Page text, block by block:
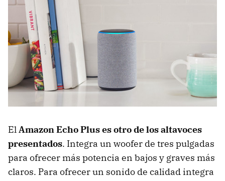
ElAmazon Echo Plus es otro de los altavoces
presentados. Integra un woofer de tres pulgadas
para ofrecer más potencia en bajos y graves más
claros. Para ofrecer un sonido de calidad integra